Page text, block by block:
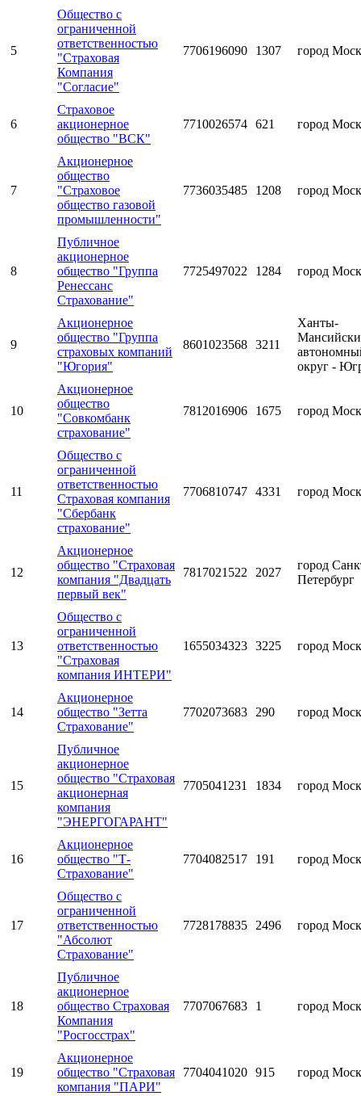
5
Общество с
ограниченной
ответственностью
"Страховая
Компания
"Согласие"
7706196090 1307 город
6
Страховое
акционерное
общество "ВСК"
7710026574 621 город
7
Акционерное
общество
"Страховое
общество газовой
промышленности"
7736035485 1208 город
8
Публичное
акционерное
общество "Группа
Ренессанс
Страхование"
7725497022 1284 город
9
Акционерное
общество "Группа
страховых компаний
"Югория"
8601023568 3211
Ханты-
округ -
10
Акционерное
общество
"Совкомбанк
страхование"
7812016906 1675 город
11
Общество с
ограниченной
ответственностью
Страховая компания
"Сбербанк
страхование"
7706810747 4331 город
12
Акционерное
общество "Страховая
компания "Двадцать
первый век"
7817021522 2027
город
Петербург
13
Общество с
ограниченной
ответственностью
"Страховая
компания ИНТЕРИ"
1655034323 3225 город
14
Акционерное
общество "Зетта
Страхование"
7702073683 290 город
15
Публичное
акционерное
общество "Страховая
акционерная
компания
"ЭНЕРГОГАРАНТ"
7705041231 1834 город
16
Акционерное
общество "Т-
Страхование"
7704082517 191 город
17
Общество с
ограниченной
ответственностью
"Абсолют
Страхование"
7728178835 2496 город
18
Публичное
акционерное
общество Страховая
Компания
"Росгосстрах"
7707067683 1 город
19
Акционерное
общество "Страховая
компания "ПАРИ"
7704041020 915 город